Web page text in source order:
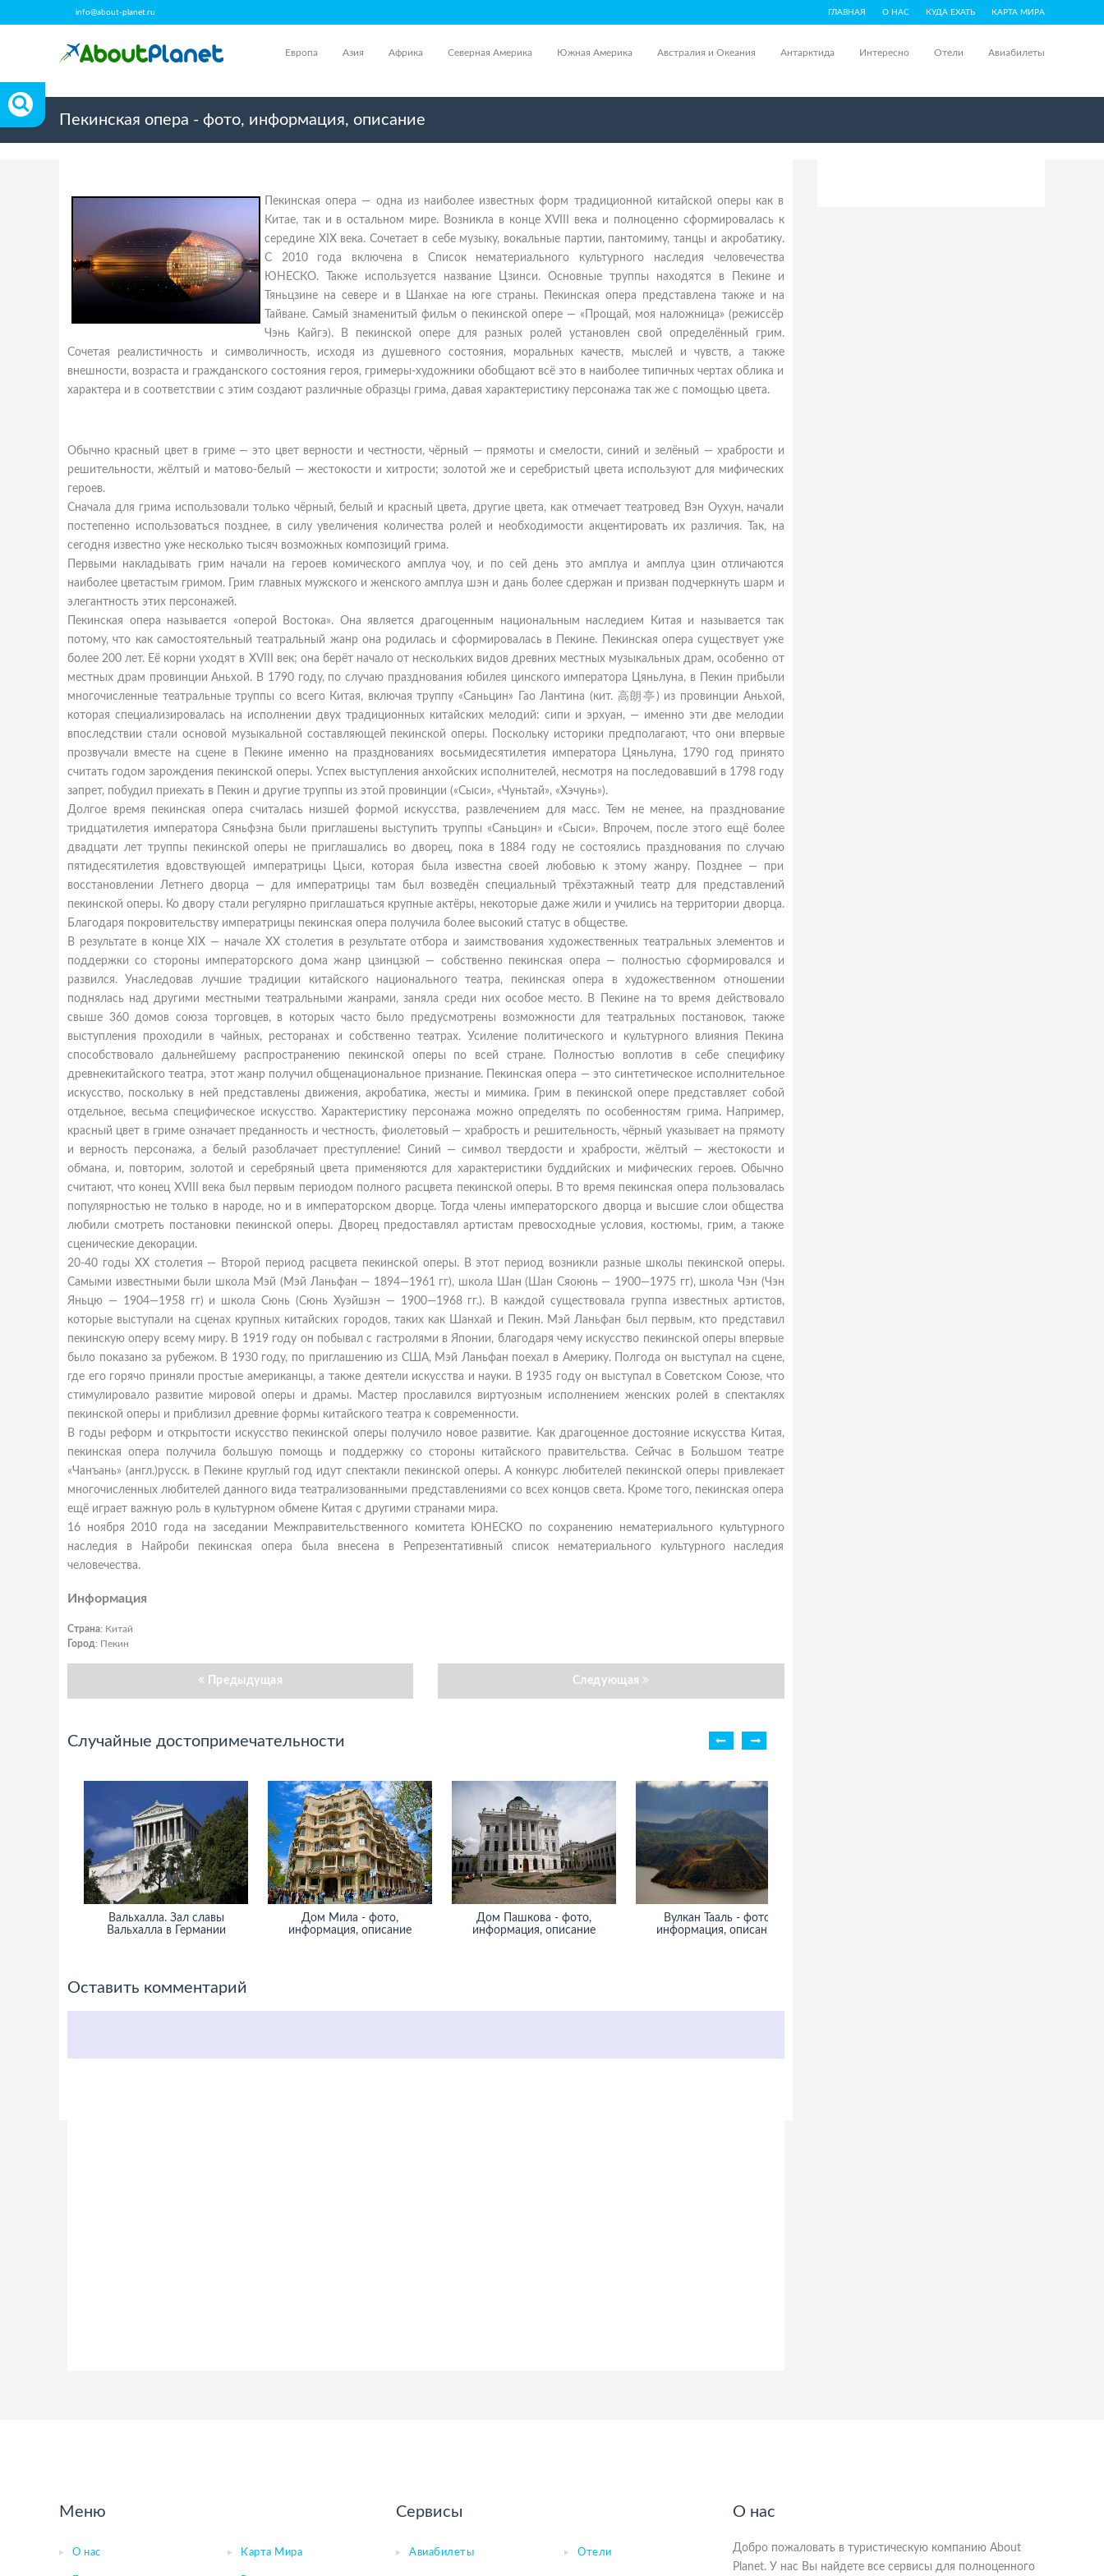
info@about-planet.ru ГЛАВНАЯ О НАС КУДА ЕХАТЬ КАРТА МИРА
Европа Азия Африка Северная Америка Южная Америка Австралия и Океания Антарктида Интересно Отели Авиабилеты
Пекинская опера - фото, информация, описание
Пекинская опера — одна из наиболее известных форм традиционной китайской оперы как в
Китае, так и в остальном мире. Возникла в конце XVIII века и полноценно сформировалась к
середине XIX века. Сочетает в себе музыку, вокальные партии, пантомиму, танцы и акробатику.
С 2010 года включена в Список нематериального культурного наследия человечества
ЮНЕСКО. Также используется название Цзинси. Основные труппы находятся в Пекине и
Тяньцзине на севере и в Шанхае на юге страны. Пекинская опера представлена также и на
Тайване. Самый знаменитый фильм о пекинской опере — «Прощай, моя наложница» (режиссёр
Чэнь Кайгэ). В пекинской опере для разных ролей установлен свой определённый грим.
Сочетая реалистичность и символичность, исходя из душевного состояния, моральных качеств, мыслей и чувств, а также
внешности, возраста и гражданского состояния героя, гримеры-художники обобщают всё это в наиболее типичных чертах облика и
характера и в соответствии с этим создают различные образцы грима, давая характеристику персонажа так же с помощью цвета.
Обычно красный цвет в гриме — это цвет верности и честности, чёрный — прямоты и смелости, синий и зелёный — храбрости и
решительности, жёлтый и матово-белый — жестокости и хитрости; золотой же и серебристый цвета используют для мифических
героев.
Сначала для грима использовали только чёрный, белый и красный цвета, другие цвета, как отмечает театровед Вэн Оухун, начали
постепенно использоваться позднее, в силу увеличения количества ролей и необходимости акцентировать их различия. Так, на
сегодня известно уже несколько тысяч возможных композиций грима.
Первыми накладывать грим начали на героев комического амплуа чоу, и по сей день это амплуа и амплуа цзин отличаются
наиболее цветастым гримом. Грим главных мужского и женского амплуа шэн и дань более сдержан и призван подчеркнуть шарм и
элегантность этих персонажей.
Пекинская опера называется «оперой Востока». Она является драгоценным национальным наследием Китая и называется так
потому, что как самостоятельный театральный жанр она родилась и сформировалась в Пекине. Пекинская опера существует уже
более 200 лет. Её корни уходят в XVIII век; она берёт начало от нескольких видов древних местных музыкальных драм, особенно от
местных драм провинции Аньхой. В 1790 году, по случаю празднования юбилея цинского императора Цяньлуна, в Пекин прибыли
многочисленные театральные труппы со всего Китая, включая труппу «Саньцин» Гао Лантина (кит. 高朗亭) из провинции Аньхой,
которая специализировалась на исполнении двух традиционных китайских мелодий: сипи и эрхуан, — именно эти две мелодии
впоследствии стали основой музыкальной составляющей пекинской оперы. Поскольку историки предполагают, что они впервые
прозвучали вместе на сцене в Пекине именно на празднованиях восьмидесятилетия императора Цяньлуна, 1790 год принято
считать годом зарождения пекинской оперы. Успех выступления анхойских исполнителей, несмотря на последовавший в 1798 году
запрет, побудил приехать в Пекин и другие труппы из этой провинции («Сыси», «Чуньтай», «Хэчунь»).
Долгое время пекинская опера считалась низшей формой искусства, развлечением для масс. Тем не менее, на празднование
тридцатилетия императора Сяньфэна были приглашены выступить труппы «Саньцин» и «Сыси». Впрочем, после этого ещё более
двадцати лет труппы пекинской оперы не приглашались во дворец, пока в 1884 году не состоялись празднования по случаю
пятидесятилетия вдовствующей императрицы Цыси, которая была известна своей любовью к этому жанру. Позднее — при
восстановлении Летнего дворца — для императрицы там был возведён специальный трёхэтажный театр для представлений
пекинской оперы. Ко двору стали регулярно приглашаться крупные актёры, некоторые даже жили и учились на территории дворца.
Благодаря покровительству императрицы пекинская опера получила более высокий статус в обществе.
В результате в конце ХIХ — начале ХХ столетия в результате отбора и заимствования художественных театральных элементов и
поддержки со стороны императорского дома жанр цзинцзюй — собственно пекинская опера — полностью сформировался и
развился. Унаследовав лучшие традиции китайского национального театра, пекинская опера в художественном отношении
поднялась над другими местными театральными жанрами, заняла среди них особое место. В Пекине на то время действовало
свыше 360 домов союза торговцев, в которых часто было предусмотрены возможности для театральных постановок, также
выступления проходили в чайных, ресторанах и собственно театрах. Усиление политического и культурного влияния Пекина
способствовало дальнейшему распространению пекинской оперы по всей стране. Полностью воплотив в себе специфику
древнекитайского театра, этот жанр получил общенациональное признание. Пекинская опера — это синтетическое исполнительное
искусство, поскольку в ней представлены движения, акробатика, жесты и мимика. Грим в пекинской опере представляет собой
отдельное, весьма специфическое искусство. Характеристику персонажа можно определять по особенностям грима. Например,
красный цвет в гриме означает преданность и честность, фиолетовый — храбрость и решительность, чёрный указывает на прямоту
и верность персонажа, а белый разоблачает преступление! Синий — символ твердости и храбрости, жёлтый — жестокости и
обмана, и, повторим, золотой и серебряный цвета применяются для характеристики буддийских и мифических героев. Обычно
считают, что конец XVIII века был первым периодом полного расцвета пекинской оперы. В то время пекинская опера пользовалась
популярностью не только в народе, но и в императорском дворце. Тогда члены императорского дворца и высшие слои общества
любили смотреть постановки пекинской оперы. Дворец предоставлял артистам превосходные условия, костюмы, грим, а также
сценические декорации.
20-40 годы ХХ столетия — Второй период расцвета пекинской оперы. В этот период возникли разные школы пекинской оперы.
Самыми известными были школа Мэй (Мэй Ланьфан — 1894—1961 гг), школа Шан (Шан Сяоюнь — 1900—1975 гг), школа Чэн (Чэн
Яньцю — 1904—1958 гг) и школа Сюнь (Сюнь Хуэйшэн — 1900—1968 гг.). В каждой существовала группа известных артистов,
которые выступали на сценах крупных китайских городов, таких как Шанхай и Пекин. Мэй Ланьфан был первым, кто представил
пекинскую оперу всему миру. В 1919 году он побывал с гастролями в Японии, благодаря чему искусство пекинской оперы впервые
было показано за рубежом. В 1930 году, по приглашению из США, Мэй Ланьфан поехал в Америку. Полгода он выступал на сцене,
где его горячо приняли простые американцы, а также деятели искусства и науки. В 1935 году он выступал в Советском Союзе, что
стимулировало развитие мировой оперы и драмы. Мастер прославился виртуозным исполнением женских ролей в спектаклях
пекинской оперы и приблизил древние формы китайского театра к современности.
В годы реформ и открытости искусство пекинской оперы получило новое развитие. Как драгоценное достояние искусства Китая,
пекинская опера получила большую помощь и поддержку со стороны китайского правительства. Сейчас в Большом театре
«Чанъань» (англ.)русск. в Пекине круглый год идут спектакли пекинской оперы. А конкурс любителей пекинской оперы привлекает
многочисленных любителей данного вида театрализованными представлениями со всех концов света. Кроме того, пекинская опера
ещё играет важную роль в культурном обмене Китая с другими странами мира.
16 ноября 2010 года на заседании Межправительственного комитета ЮНЕСКО по сохранению нематериального культурного
наследия в Найроби пекинская опера была внесена в Репрезентативный список нематериального культурного наследия
человечества.
Информация
Страна: Китай
Город: Пекин
Предыдущая Следующая
Случайные достопримечательности
Вальхалла. Зал славы
Вальхалла в Германии
Дом Мила - фото,
информация, описание
Дом Пашкова - фото,
информация, описание
Вулкан Тааль - фото,
информация, описание
Оставить комментарий
Меню
О нас Карта Мира
Сервисы
Авиабилеты Отели
О нас
Добро пожаловать в туристическую компанию About
Planet. У нас Вы найдете все сервисы для полноценного